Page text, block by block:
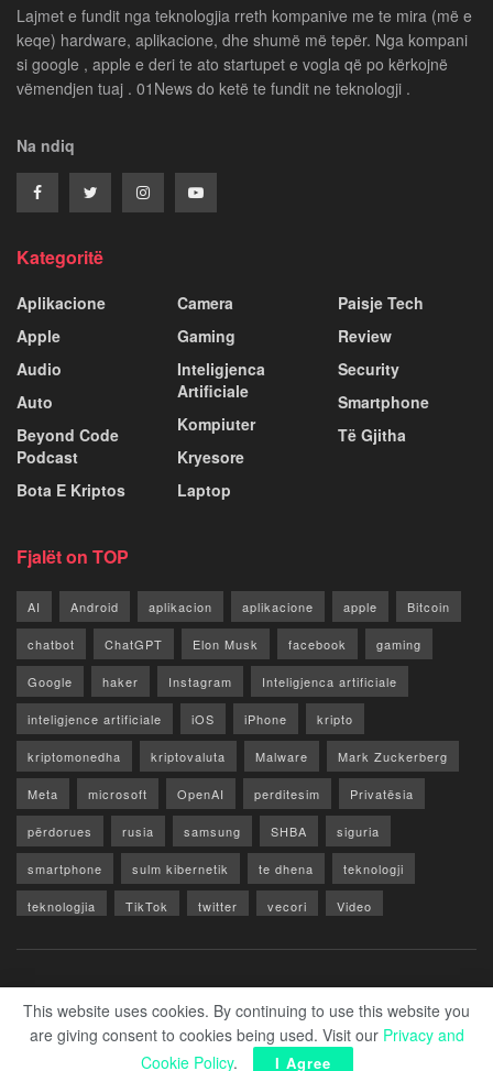
Lajmet e fundit nga teknologjia rreth kompanive me te mira (më e
keqe) hardware, aplikacione, dhe shumë më tepër. Nga kompani
si google , apple e deri te ato startupet e vogla që po kërkojnë
vëmendjen tuaj . 01News do ketë te fundit ne teknologji .
Na ndiq
Kategoritë
Aplikacione
Apple
Audio
Auto
Beyond Code
Podcast
Bota E Kriptos
Camera
Gaming
Inteligjenca
Artificiale
Kompiuter
Kryesore
Laptop
Paisje Tech
Review
Security
Smartphone
Të Gjitha
Fjalët on TOP
AI Android aplikacion aplikacione apple Bitcoin
chatbot ChatGPT Elon Musk facebook gaming
Google haker Instagram Inteligjenca artificiale
inteligjence artificiale iOS iPhone kripto
kriptomonedha kriptovaluta Malware Mark Zuckerberg
Meta microsoft OpenAI perditesim Privatësia
përdorues rusia samsung SHBA siguria
smartphone sulm kibernetik te dhena teknologji
teknologjia TikTok twitter vecori Video
© 2026 Zero1.al - Part of techzero1.com
This website uses cookies. By continuing to use this website you
are giving consent to cookies being used. Visit our Privacy and
Cookie Policy. I Agree